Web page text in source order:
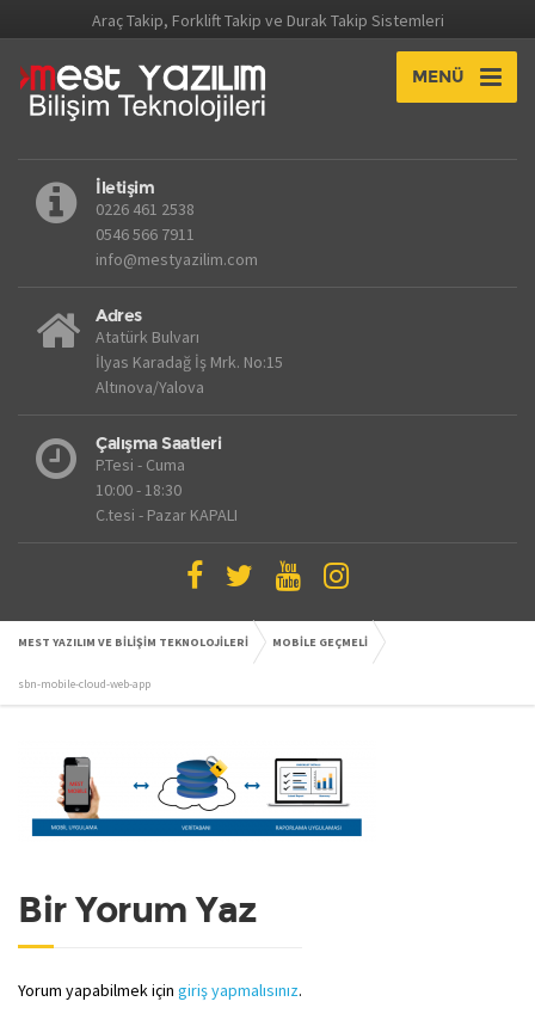
Araç Takip, Forklift Takip ve Durak Takip Sistemleri
MENÜ
İletişim
0226 461 2538
0546 566 7911
info@mestyazilim.com
Adres
Atatürk Bulvarı
İlyas Karadağ İş Mrk. No:15
Altınova/Yalova
Çalışma Saatleri
P.Tesi - Cuma
10:00 - 18:30
C.tesi - Pazar KAPALI
MEST YAZILIM VE BİLİŞİM TEKNOLOJİLERİ MOBİLE GEÇMELİ
sbn-mobile-cloud-web-app
Bir Yorum Yaz
Yorum yapabilmek için giriş yapmalısınız.